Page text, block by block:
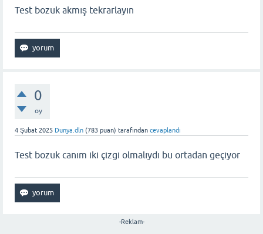
Test bozuk akmış tekrarlayın
0
oy
4 Şubat 2025 Dunya.dln (783 puan) tarafından cevaplandı
Test bozuk canım iki çizgi olmalıydı bu ortadan geçiyor
-Reklam-